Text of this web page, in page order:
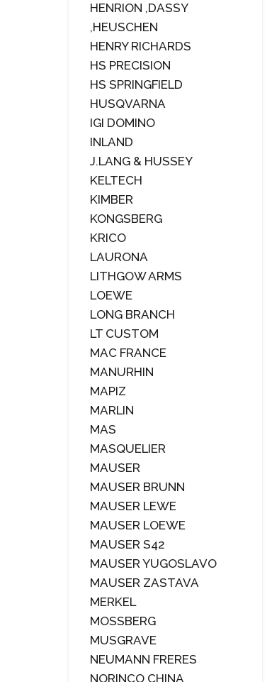
PISTOLA SPORTIVA
ERFURT P08
CALIBRO 9X19
Cod. 5473
€ 2.950,00
PISTOLA SEMIAUTOMATICA
CALIBRO 9X19
Cod. 5865
€ 630,00
HENRION ,DASSY
,HEUSCHEN
HENRY RICHARDS
HS PRECISION
HS SPRINGFIELD
HUSQVARNA
IGI DOMINO
INLAND
J.LANG & HUSSEY
KELTECH
KIMBER
KONGSBERG
KRICO
LAURONA
LITHGOW ARMS
LOEWE
LONG BRANCH
LT CUSTOM
MAC FRANCE
MANURHIN
MAPIZ
MARLIN
MAS
MASQUELIER
MAUSER
MAUSER BRUNN
MAUSER LEWE
MAUSER LOEWE
MAUSER S42
MAUSER YUGOSLAVO
MAUSER ZASTAVA
MERKEL
MOSSBERG
MUSGRAVE
NEUMANN FRERES
NORINCO CHINA